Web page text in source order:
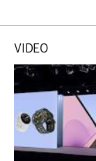
VIDEO